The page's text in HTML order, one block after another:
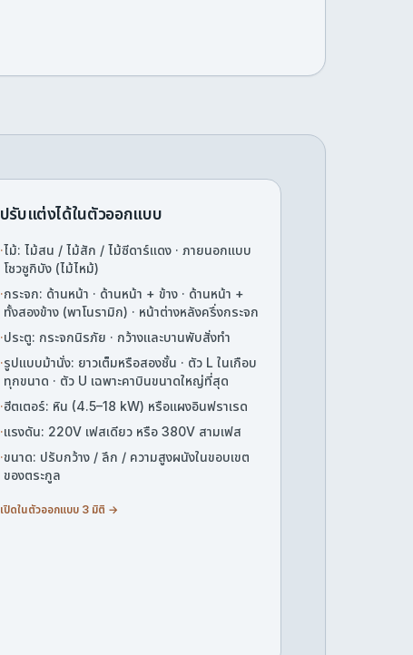
ปรับแต่งได้ในตัวออกแบบ
·ไม้: ไม้สน / ไม้สัก / ไม้ซีดาร์แดง · ภายนอกแบบ
โชวซูกิบัง (ไม้ไหม้)
·กระจก: ด้านหน้า · ด้านหน้า + ข้าง · ด้านหน้า +
ทั้งสองข้าง (พาโนรามิก) · หน้าต่างหลังครึ่งกระจก
·ประตู: กระจกนิรภัย · กว้างและบานพับสั่งทำ
·รูปแบบม้านั่ง: ยาวเต็มหรือสองชั้น · ตัว L ในเกือบ
ทุกขนาด · ตัว U เฉพาะคาบินขนาดใหญ่ที่สุด
·ฮีตเตอร์: หิน (4.5–18 kW) หรือแผงอินฟราเรด
·แรงดัน: 220V เฟสเดียว หรือ 380V สามเฟส
·ขนาด: ปรับกว้าง / ลึก / ความสูงผนังในขอบเขต
ของตระกูล
เปิดในตัวออกแบบ 3 มิติ →